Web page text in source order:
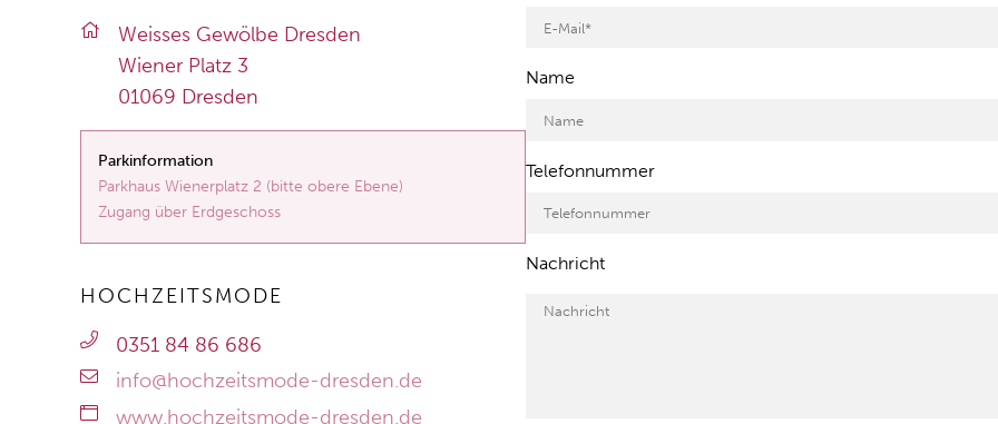
Weis­ses Ge­wöl­be Dres­den
Wie­ner Platz 3
01069 Dres­den
Parkinformation
Parkhaus Wienerplatz 2 (bitte obere Ebene)
Zugang über Erdgeschoss
HOCHZEITSMODE
0351 84 86 686
info@hochzeitsmode-dresden.de
www.hochzeitsmode-dresden.de
Name
Telefonnummer
Nachricht